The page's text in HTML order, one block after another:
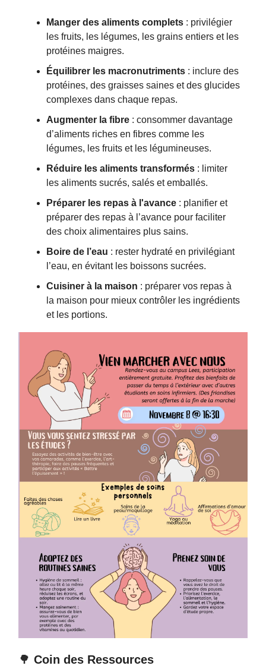
Manger des aliments complets : privilégier
les fruits, les légumes, les grains entiers et les
protéines maigres.
Équilibrer les macronutriments : inclure des
protéines, des graisses saines et des glucides
complexes dans chaque repas.
Augmenter la fibre : consommer davantage
d’aliments riches en fibres comme les
légumes, les fruits et les légumineuses.
Réduire les aliments transformés : limiter
les aliments sucrés, salés et emballés.
Préparer les repas à l'avance : planifier et
préparer des repas à l’avance pour faciliter
des choix alimentaires plus sains.
Boire de l’eau : rester hydraté en privilégiant
l’eau, en évitant les boissons sucrées.
Cuisiner à la maison : préparer vos repas à
la maison pour mieux contrôler les ingrédients
et les portions.
🌳 Coin des Ressources